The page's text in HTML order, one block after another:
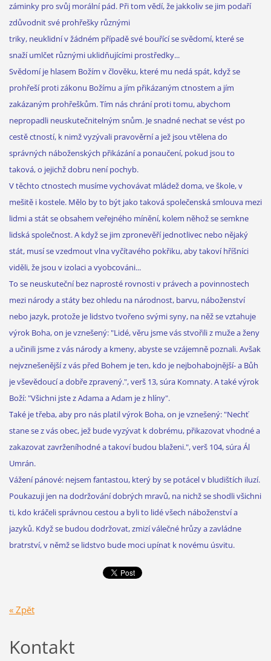
záminky pro svůj morální pád. Při tom vědí, že jakkoliv se jim podaří
zdůvodnit své prohřešky různými
triky, neuklidní v žádném případě své bouřící se svědomí, které se
snaží umlčet různými uklidňujícími prostředky...
Svědomí je hlasem Božím v člověku, které mu nedá spát, když se
prohřeší proti zákonu Božímu a jím přikázaným ctnostem a jím
zakázaným prohřeškům. Tím nás chrání proti tomu, abychom
nepropadli neuskutečnitelným snům. Je snadné nechat se vést po
cestě ctností, k nimž vyzývali pravověrní a jež jsou vtělena do
správných náboženských přikázání a ponaučení, pokud jsou to
taková, o jejichž dobru není pochyb.
V těchto ctnostech musíme vychovávat mládež doma, ve škole, v
mešitě i kostele. Mělo by to být jako taková společenská smlouva mezi
lidmi a stát se obsahem veřejného mínění, kolem něhož se semkne
lidská společnost. A když se jim zpronevěří jednotlivec nebo nějaký
stát, musí se vzedmout vlna vyčítavého pokřiku, aby takoví hříšníci
viděli, že jsou v izolaci a vyobcováni...
To se neuskuteční bez naprosté rovnosti v právech a povinnostech
mezi národy a státy bez ohledu na národnost, barvu, náboženství
nebo jazyk, protože je lidstvo tvořeno svými syny, na něž se vztahuje
výrok Boha, on je vznešený: "Lidé, věru jsme vás stvořili z muže a ženy
a učinili jsme z vás národy a kmeny, abyste se vzájemně poznali. Avšak
nejvznešenější z vás před Bohem je ten, kdo je nejbohabojnější- a Bůh
je vševědoucí a dobře zpravený.", verš 13, súra Komnaty. A také výrok
Boží: "Všichni jste z Adama a Adam je z hlíny".
Také je třeba, aby pro nás platil výrok Boha, on je vznešený: "Nechť
stane se z vás obec, jež bude vyzývat k dobrému, přikazovat vhodné a
zakazovat zavrženíhodné a takoví budou blaženi.", verš 104, súra Ál
Umrán.
Vážení pánové: nejsem fantastou, který by se potácel v bludištích iluzí.
Poukazuji jen na dodržování dobrých mravů, na nichž se shodli všichni
ti, kdo kráčeli správnou cestou a byli to lidé všech náboženství a
jazyků. Když se budou dodržovat, zmizí válečné hrůzy a zavládne
bratrství, v němž se lidstvo bude moci upínat k novému úsvitu.
« Zpět
Kontakt